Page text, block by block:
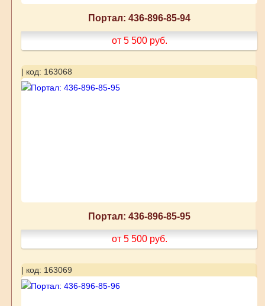
Портал: 436-896-85-94
от 5 500 руб.
| код: 163068
Портал: 436-896-85-95
от 5 500 руб.
| код: 163069